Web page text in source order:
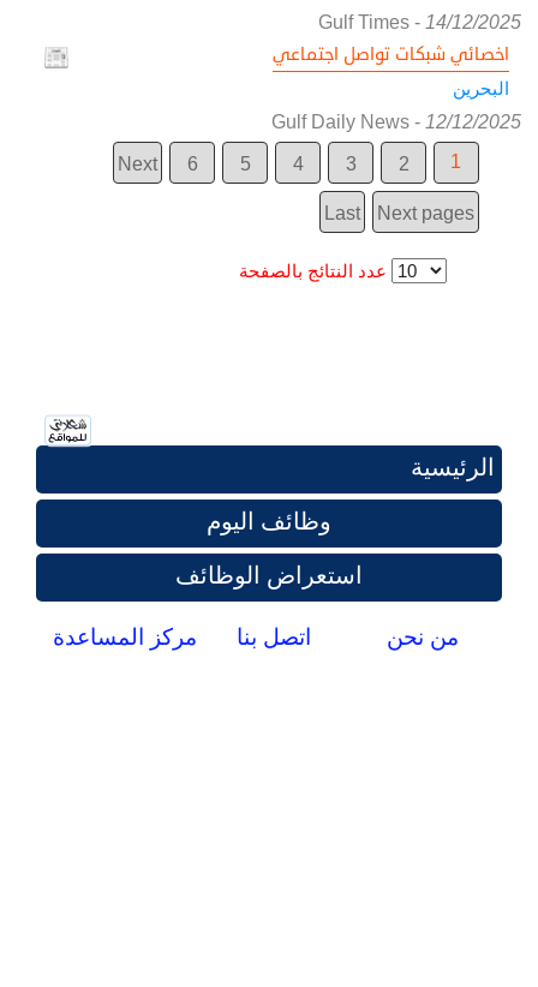
Gulf Times- 14/12/2025
اخصائي شبكات تواصل اجتماعي
البحرين
Gulf Daily News- 12/12/2025
1
2
3
4
5
6
Next
Next pages
Last
عدد النتائج بالصفحة
الرئيسية
وظائف اليوم
استعراض الوظائف
من نحن اتصل بنا مركز المساعدة